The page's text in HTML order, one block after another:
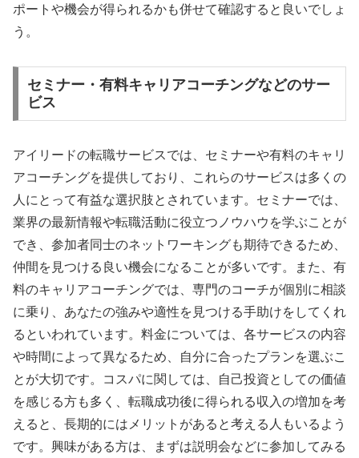
ポートや機会が得られるかも併せて確認すると良いでしょ
う。
セミナー・有料キャリアコーチングなどのサー
ビス
アイリードの転職サービスでは、セミナーや有料のキャリ
アコーチングを提供しており、これらのサービスは多くの
人にとって有益な選択肢とされています。セミナーでは、
業界の最新情報や転職活動に役立つノウハウを学ぶことが
でき、参加者同士のネットワーキングも期待できるため、
仲間を見つける良い機会になることが多いです。また、有
料のキャリアコーチングでは、専門のコーチが個別に相談
に乗り、あなたの強みや適性を見つける手助けをしてくれ
るといわれています。料金については、各サービスの内容
や時間によって異なるため、自分に合ったプランを選ぶこ
とが大切です。コスパに関しては、自己投資としての価値
を感じる方も多く、転職成功後に得られる収入の増加を考
えると、長期的にはメリットがあると考える人もいるよう
です。興味がある方は、まずは説明会などに参加してみる